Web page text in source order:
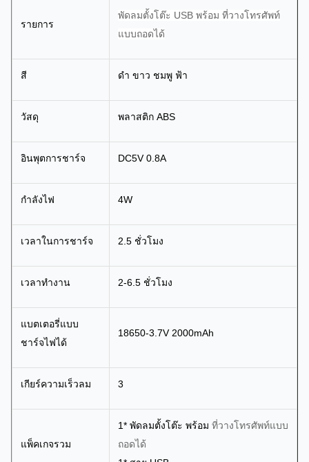
รายการ
พัดลมตั้งโต๊ะ USB พร้อม ที่วางโทรศัพท์
แบบถอดได้
สี ดำ ขาว ชมพู ฟ้า
วัสดุ พลาสติก ABS
อินพุตการชาร์จ DC5V 0.8A
กำลังไฟ 4W
เวลาในการชาร์จ 2.5 ชั่วโมง
เวลาทำงาน 2-6.5 ชั่วโมง
แบตเตอรี่แบบ
ชาร์จไฟได้
18650-3.7V 2000mAh
เกียร์ความเร็วลม 3
แพ็คเกจรวม
1* พัดลมตั้งโต๊ะ พร้อม ที่วางโทรศัพท์แบบ
ถอดได้